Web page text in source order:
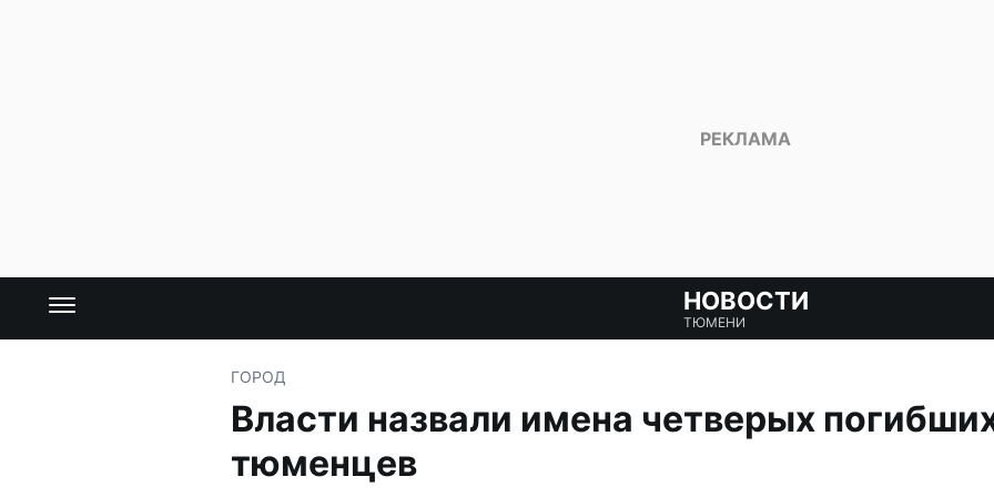
НОВОСТИ
ТЮМЕНИ
ГОРОД
Власти назвали имена четверых
тюменцев